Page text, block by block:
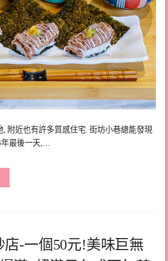
附近也有許多質感住宅. 街坊小巷總能發現
年最後一天,…
-一個50元!美味巨無